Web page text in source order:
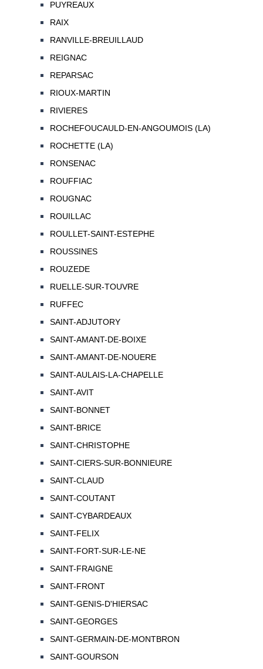
PUYREAUX
RAIX
RANVILLE-BREUILLAUD
REIGNAC
REPARSAC
RIOUX-MARTIN
RIVIERES
ROCHEFOUCAULD-EN-ANGOUMOIS (LA)
ROCHETTE (LA)
RONSENAC
ROUFFIAC
ROUGNAC
ROUILLAC
ROULLET-SAINT-ESTEPHE
ROUSSINES
ROUZEDE
RUELLE-SUR-TOUVRE
RUFFEC
SAINT-ADJUTORY
SAINT-AMANT-DE-BOIXE
SAINT-AMANT-DE-NOUERE
SAINT-AULAIS-LA-CHAPELLE
SAINT-AVIT
SAINT-BONNET
SAINT-BRICE
SAINT-CHRISTOPHE
SAINT-CIERS-SUR-BONNIEURE
SAINT-CLAUD
SAINT-COUTANT
SAINT-CYBARDEAUX
SAINT-FELIX
SAINT-FORT-SUR-LE-NE
SAINT-FRAIGNE
SAINT-FRONT
SAINT-GENIS-D'HIERSAC
SAINT-GEORGES
SAINT-GERMAIN-DE-MONTBRON
SAINT-GOURSON